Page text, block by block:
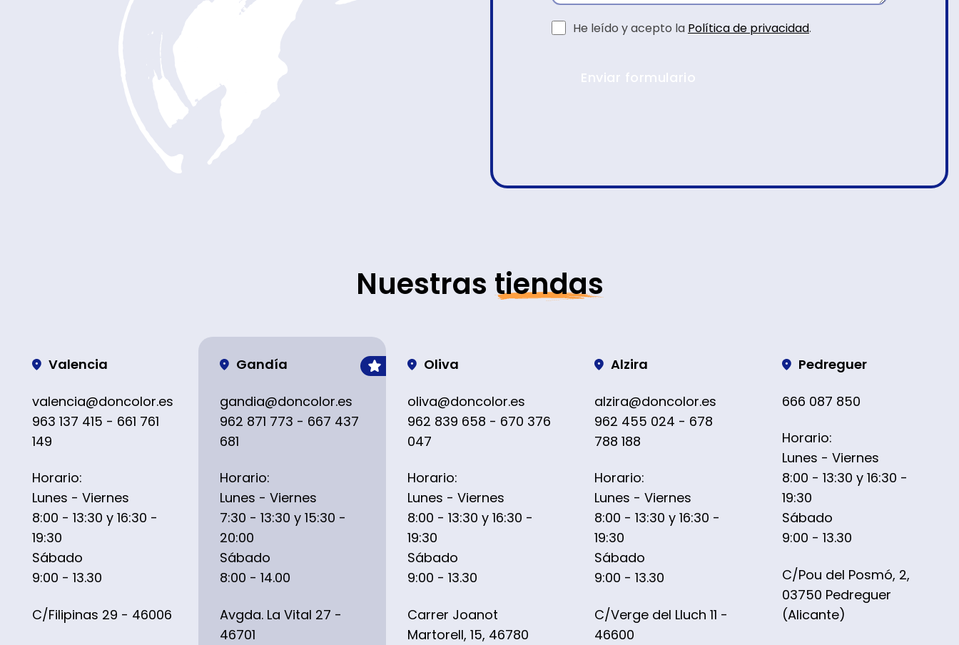
He leído y acepto la Política de privacidad.
Enviar formulario
Nuestras tiendas
Valencia
valencia@doncolor.es
963 137 415 - 661 761
149
Horario:
Lunes - Viernes
8:00 - 13:30 y 16:30 -
19:30
Sábado
9:00 - 13.30
C/Filipinas 29 - 46006
Gandía
gandia@doncolor.es
962 871 773 - 667 437
681
Horario:
Lunes - Viernes
7:30 - 13:30 y 15:30 -
20:00
Sábado
8:00 - 14.00
Avgda. La Vital 27 -
46701
Oliva
oliva@doncolor.es
962 839 658 - 670 376
047
Horario:
Lunes - Viernes
8:00 - 13:30 y 16:30 -
19:30
Sábado
9:00 - 13.30
Carrer Joanot
Martorell, 15, 46780
Alzira
alzira@doncolor.es
962 455 024 - 678
788 188
Horario:
Lunes - Viernes
8:00 - 13:30 y 16:30 -
19:30
Sábado
9:00 - 13.30
C/Verge del Lluch 11 -
46600
Pedreguer
666 087 850
Horario:
Lunes - Viernes
8:00 - 13:30 y 16:30 -
19:30
Sábado
9:00 - 13.30
C/Pou del Posmó, 2,
03750 Pedreguer
(Alicante)